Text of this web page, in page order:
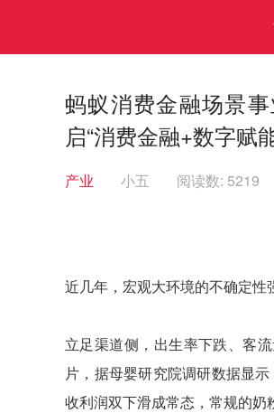
蚂蚁消费金融场景
启“消费金融+数字赋
产业 小五 阅读数: 5219
近几年，宏观大环境的不确定性
立足渠道侧，出生率下跌、客
片，据母婴研究院调研数据显
收利润双下滑成常态，常规的